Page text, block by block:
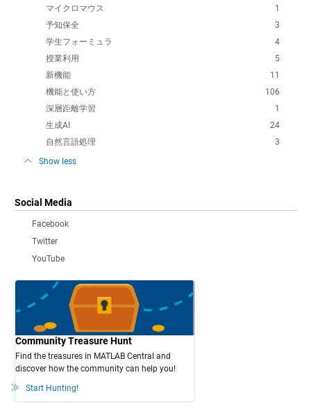
1
マイクロマウス
3
予知保全
4
学生フォーミュラ
5
授業利用
11
新機能
106
機能と使い方
1
深層距離学習
24
生成AI
3
自然言語処理
Show less
Social Media
Facebook
Twitter
YouTube
Community Treasure Hunt
Find the treasures in MATLAB Central and
discover how the community can help you!
Start Hunting!